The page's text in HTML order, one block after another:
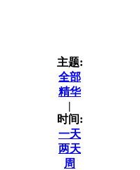
主题:
全部
精华
|
时间:
一天
两天
周